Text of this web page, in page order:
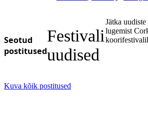
Seotud
postitused
Festivali
uudised
Jätka
lugemist
Kuva kõik postitused